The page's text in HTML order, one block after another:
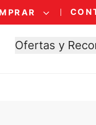
Ofertas y